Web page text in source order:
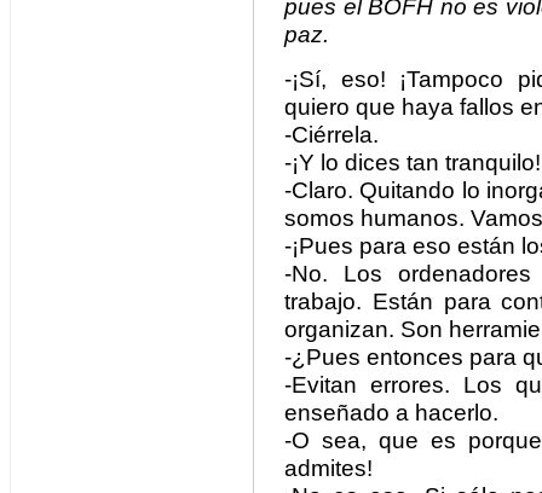
pues el BOFH no es
paz.
-¡Sí, eso! ¡Tampoco
quiero que haya fallos
-Ciérrela.
-¡Y lo dices tan tranquilo!
-Claro. Quitando lo
somos humanos.
-¡Pues para eso están
-No. Los
trabajo. Están para
organizan. Son
-¿Pues entonces para
-Evitan errores. Los
enseñado a hacerlo.
-O sea, que es
admites!